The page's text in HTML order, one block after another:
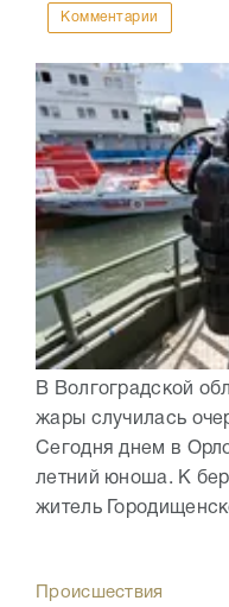
Комментарии
В Волгоградской
жары случилась
Сегодня днем в
летний юноша. К
житель
Происшествия